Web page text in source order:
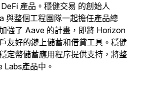
產品。穩健交易 的創始人
與整個工程團隊一起擔任產品總
強了 Aave 的計畫，即將 Horizon
友好的鏈上儲蓄和借貸工具。穩健
定幣儲蓄應用程序提供支持，將整
產品中。